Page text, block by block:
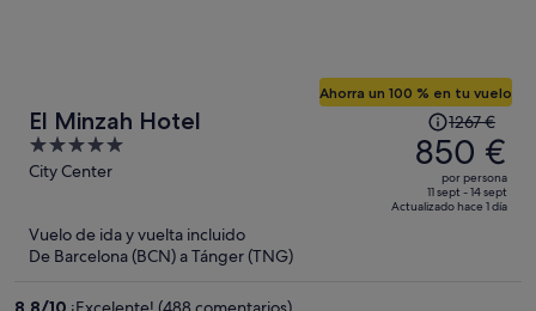
El Minzah Hotel
5
out
City Center
Ahorra un 100 % en tu vuelo
El
precio
era
de
1267 €,
1267 €
850 €
por persona
11 sept - 14 sept
Actualizado hace 1 día
Vuelo de ida y vuelta incluido
De Barcelona (BCN) a Tánger (TNG)